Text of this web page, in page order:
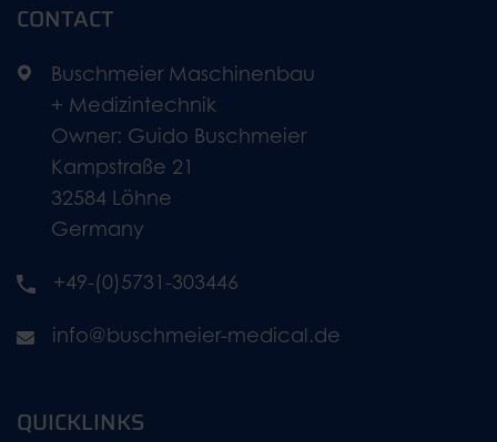
CONTACT
Buschmeier Maschinenbau
+ Medizintechnik
Owner: Guido Buschmeier
Kampstraße 21
32584 Löhne
Germany
+49-(0)5731-303446
info@buschmeier-medical.de
QUICKLINKS